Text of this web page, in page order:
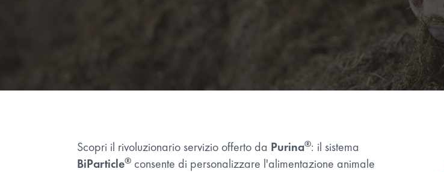
Scopri il rivoluzionario servizio offerto da Purina®: il sistema
BiParticle® consente di personalizzare l'alimentazione animale